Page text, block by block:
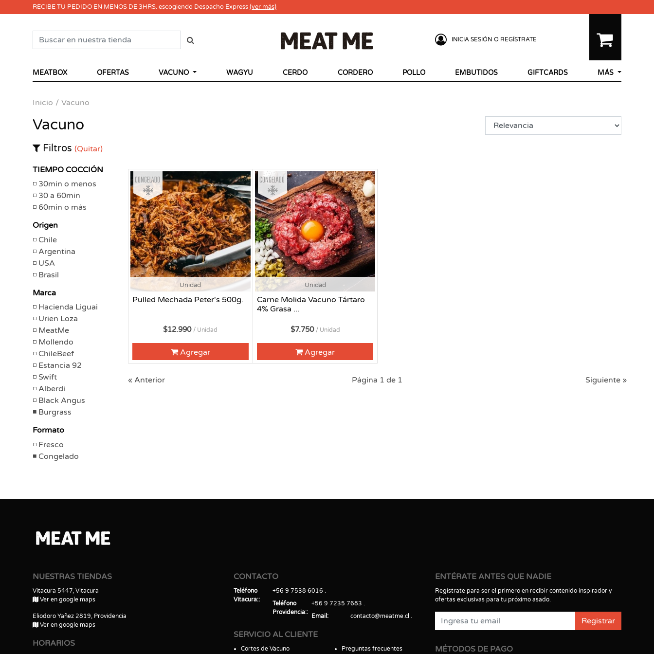
RECIBE TU PEDIDO EN MENOS DE 3HRS. escogiendo Despacho Express(ver más)
INICIA SESIÓN O REGÍSTRATE
MEATBOX OFERTAS VACUNO WAGYU CERDO CORDERO POLLO EMBUTIDOS GIFTCARDS MÁS
Inicio Vacuno
Vacuno
Filtros (Quitar)
TIEMPO COCCIÓN
30min o menos
30 a 60min
60min o más
Origen
Chile
Argentina
USA
Brasil
Marca
Hacienda Liguai
Urien Loza
MeatMe
Mollendo
ChileBeef
Estancia 92
Swift
Alberdi
Black Angus
Burgrass
Formato
Fresco
Congelado
Unidad
Pulled Mechada Peter's 500g.
Congelado
$12.990 / Unidad
Agregar
Unidad
Carne Molida Vacuno Tártaro
4% Grasa ...
Congelado
$7.750 / Unidad
Agregar
« Anterior Página 1 de 1 Siguiente »
NUESTRAS TIENDAS
Vitacura 5447, Vitacura
Ver en google maps
Eliodoro Yañez 2819, Providencia
Ver en google maps
HORARIOS
CONTACTO
Teléfono
Vitacura:
+56 9 7538 6016
Teléfono
Providencia:
+56 9 7235 7683
Email
contacto@meatme.cl
SERVICIO AL CLIENTE
Cortes de Vacuno Preguntas frecuentes
ENTÉRATE ANTES QUE NADIE
Regístrate para ser el primero en recibir contenido inspirador y
ofertas exclusivas para tu próximo asado.
Registrar
MÉTODOS DE PAGO